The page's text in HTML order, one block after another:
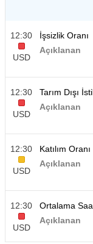
12:30
USD
İşsizlik Oranı
Açıklanan
12:30
USD
Tarım Dışı
Açıklanan
12:30
USD
Katılım Oranı
Açıklanan
12:30
USD
Ortalama
Açıklanan